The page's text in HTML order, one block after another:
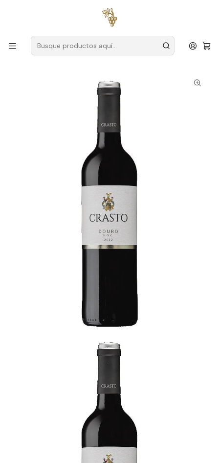
para pedidos superiores a
Productores Duero
Granja Crasto
Quinta do Crasto DOC 2022 Vino Tinto Duero 75cl